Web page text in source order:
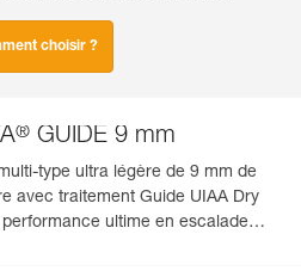
choisir ?
® GUIDE 9 mm
type ultra légère de 9 mm de
avec traitement Guide UIAA Dry
performance ultime en escalade